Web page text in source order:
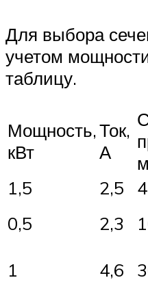
Для выбора
учетом
таблицу.
Мощность,
кВт
Ток,
А
1,5
2,5 4
0,5
2,3
1
4,6